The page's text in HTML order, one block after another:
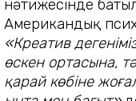
нәтижесінде
Американдық
«Креатив
өскен ортасына,
қарай көбіне